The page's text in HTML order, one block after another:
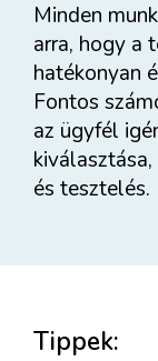
Minden
arra, hogy a
hatékonyan
Fontos
az ügyfél
és tesztelés.
Tippek: